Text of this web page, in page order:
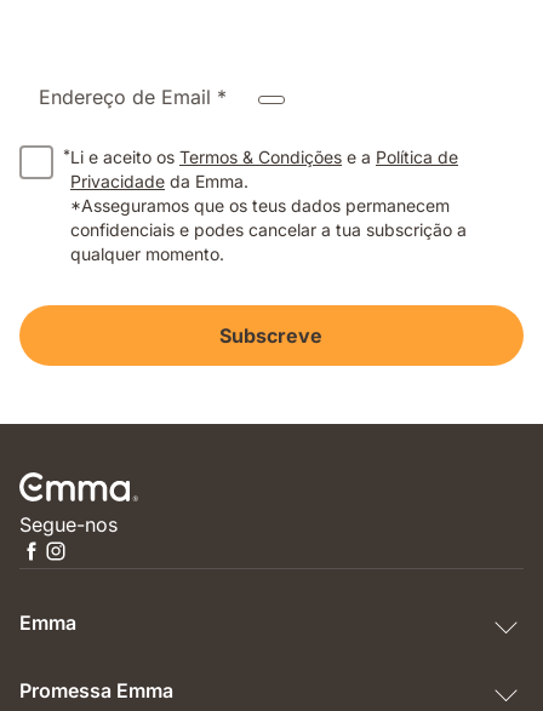
Endereço de Email *
*Li e aceito os Termos & Condições e a Política de
Privacidade da Emma.
*Asseguramos que os teus dados permanecem
confidenciais e podes cancelar a tua subscrição a
qualquer momento.
Subscreve
Segue-nos
Emma
Promessa Emma